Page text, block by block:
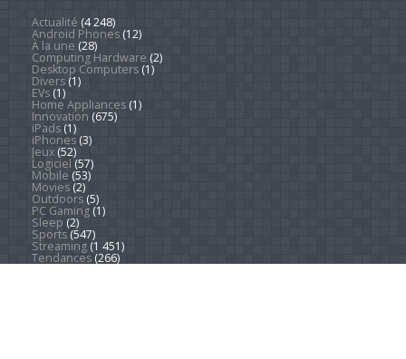
Actualité (4 248)
Android Phones(12)
À la une (28)
Computing Hardware (2)
Desktop Computers(1)
Divers(1)
EVs(1)
Home Appliances(1)
Innovation (675)
iPads(1)
iPhones(3)
Jeux(52)
Logiciel (57)
Mobile (53)
Movies(2)
Outdoors(5)
PC Gaming(1)
Sleep (2)
Sports(547)
Streaming(1 451)
Tendances(266)